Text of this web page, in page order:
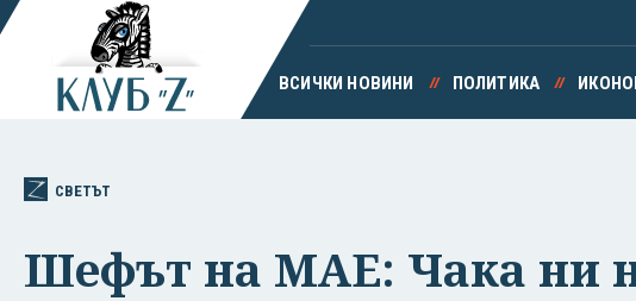
ВСИЧКИ НОВИНИ ПОЛИТИКА
СВЕТЪТ
Шефът на МАE: Чака ни